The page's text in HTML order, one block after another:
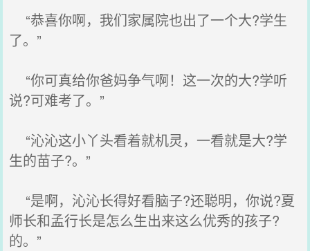
“恭喜你啊，我们家属院也出了一个大?学生
了。”
“你可真给你爸妈争气啊！这一次的大?学听
说?可难考了。”
“沁沁这小丫头看着就机灵，一看就是大?学
生的苗子?。”
“是啊，沁沁长得好看脑子?还聪明，你说?夏
师长和孟行长是怎么生出来这么优秀的孩子?
的。”